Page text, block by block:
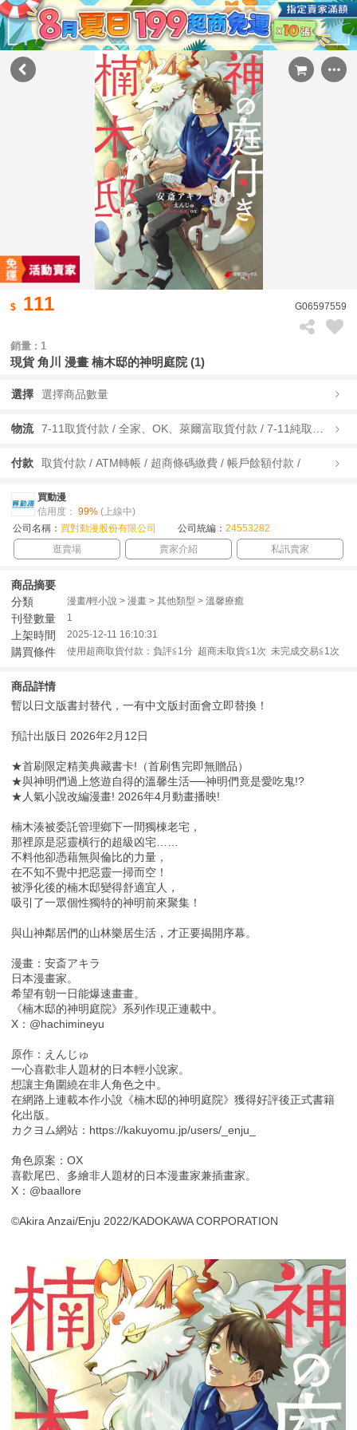
111 G06597559
銷量 : 1
現貨 角川 漫畫 楠木邸的神明庭院 (1)
選擇 選擇商品數量
物流
付款 取貨付款 / ATM轉帳 / 超商條碼繳費 / 帳戶餘額付款 /
買動漫
信用度： 99% (上線中)
公司名稱： 買對動漫股份有限公司 公司統編： 24553282
逛賣場
賣家介紹 私訊賣家
商品摘要
分類
漫畫/輕小說 > 漫畫 > 其他類型 > 溫馨療癒
刊登數量 1
上架時間 2025-12-11 16:10:31
購買條件 使用超商取貨付款：負評≦1分 超商未取貨≦1次 未完成交易≦1次
商品詳情
暫以日文版書封替代，一有中文版封面會立即替換！
預計出版日 2026年2月12日
★首刷限定精美典藏書卡!（首刷售完即無贈品）
★與神明們過上悠遊自得的溫馨生活──神明們竟是愛吃鬼!?
★人氣小說改編漫畫! 2026年4月動畫播映!
楠木湊被委託管理鄉下一間獨棟老宅，
那裡原是惡靈橫行的超級凶宅……
不料他卻憑藉無與倫比的力量，
在不知不覺中把惡靈一掃而空！
被淨化後的楠木邸變得舒適宜人，
吸引了一眾個性獨特的神明前來聚集！
與山神鄰居們的山林樂居生活，才正要揭開序幕。
漫畫：安斎アキラ
日本漫畫家。
希望有朝一日能爆速畫畫。
《楠木邸的神明庭院》系列作現正連載中。
X：@hachimineyu
原作：えんじゅ
一心喜歡非人題材的日本輕小說家。
想讓主角圍繞在非人角色之中。
在網路上連載本作小說《楠木邸的神明庭院》獲得好評後正式書籍
化出版。
カクヨム網站：https://kakuyomu.jp/users/_enju_
角色原案：OX
喜歡尾巴、多繪非人題材的日本漫畫家兼插畫家。
X：@baallore
©Akira Anzai/Enju 2022/KADOKAWA CORPORATION